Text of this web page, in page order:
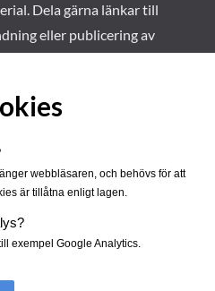
Dela gärna länkar till
eller publicering av
webbläsaren, och behövs för att
är tillåtna enligt lagen.
?
exempel Google Analytics.